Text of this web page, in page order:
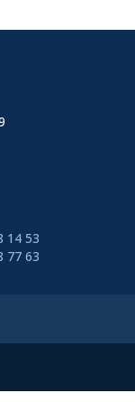
15-19
14 53
77 63